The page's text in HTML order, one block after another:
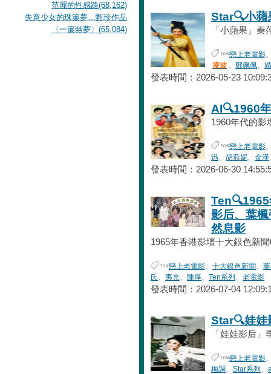
Star🔍小蘋
「小蘋果」秦
戀上老電影
凌波 、 鄭佩佩、
發表時間：2026-05-23
AI🔍1960
1960年代的影
戀上老電影
迅、 胡燕妮、 金漢
發表時間：2026-06-30
影后、葉
然息影
1965年香港影壇十大銀色新
戀上老電影、 十大銀色新聞、
氏、 夷光、 陳厚、 Ten系列 、 老電影
發表時間：2026-07-04
Star🔍娃
「娃娃影后」
戀上老電影
梅調 、 Star系列 、
范麗的性感路(68,162)
失意少女的珠簾夢…甄珍作品
〈一簾幽夢〉(65,084)